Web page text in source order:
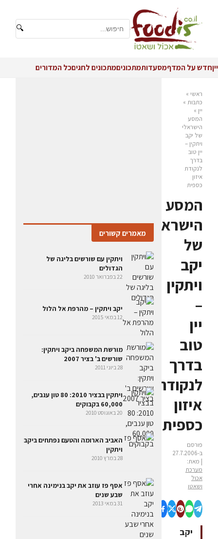
🔍
ייןחדש על המדףמסעדותמתכוניםמתכונים לחגיםכל המדורים
ראשי »
כתבות »
יין »
המסע
הישראלי
של יקב
ויתקין –
יין טוב
בדרך
לנקודת
איזון
כספית
המסע
הישראלי
של
יקב
ויתקין
–
יין
טוב
בדרך
לנקודת
איזון
כספית
פורסם
ב-27.7.2006
| מאת:
מערכת
אכול
ושאטו
יקב
מאמרים קשורים
ויתקין עם שורשים בליגה של
הגדולים
22 בפברואר 2010
יקב ויתקין – מהרפת אל הלול
12 במאי 2015
מורשת המשפחה ביקב ויתקין:
שורשים ב' בציר 2007
28 ביוני 2011
ויתקין בבציר 2010: 80 טון ענבים,
60,000 בקבוקים
20 באוגוסט 2010
האביב הארומה והטעם נפתחים ביקב
ויתקין
28 במרץ 2010
אסף פז עוזב את יקב בנימינה אחרי
שבע שנים
31 במאי 2013